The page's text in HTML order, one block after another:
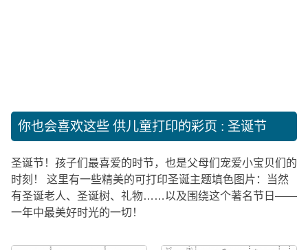
你也会喜欢这些 供儿童打印的彩页 : 圣诞节
圣诞节！孩子们最喜爱的时节，也是父母们宠爱小宝贝们的
时刻！ 这里有一些精美的可打印圣诞主题填色图片：当然
有圣诞老人、圣诞树、礼物……以及围绕这个著名节日——
一年中最美好时光的一切！